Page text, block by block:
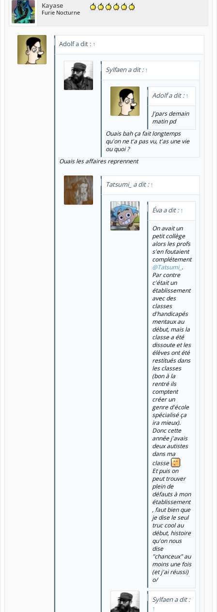
Kayase
Furie Nocturne
Adolf a dit : ↑
Sylfaen a dit : ↑
Adolf a dit : ↑
J'pars demain
matin pd
Ouais bah ça fait longtemps
qu'on ne t'a pas vu, t'as une vie
ou quoi ?
Ouais les affaires reprennent
Tatsumi_ a dit : ↑
Éva a dit : ↑
On avait un
petit collège
alors les profs
s'en foutaient
complétement
@Tatsumi_ .
Par contre
c'était un
établissement
avec des
classes
d'handicapés
mentaux au
début, mais la
classe a été
dissoute et les
élèves ont été
restitués dans
les classes
(bon à la
rentré ils
comptent
créer un
genre d'école
spécialisé ça
ira mieux).
Donc cette
année j'avais
deux autistes
dans ma
classe
Et puis on
peut trouver
plein de
défauts à mon
établissement
, faut bien que
je dise le seul
truc cool au
début, histoire
qu'on nous
dise
"chanceux" au
moins une fois
(et j'ai réussi)
o/
Sylfaen a dit :
↑